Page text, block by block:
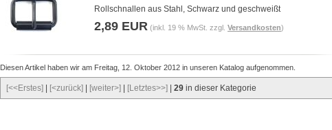
Rollschnallen aus Stahl, Schwarz und geschweißt
2,89 EUR (inkl. 19 % MwSt. zzgl. Versandkosten)
Diesen Artikel haben wir am Freitag, 12. Oktober 2012 in unseren Katalog aufgenommen.
[<<Erstes] [<zurück] [weiter>] [Letztes>>] 29 in dieser Kategorie